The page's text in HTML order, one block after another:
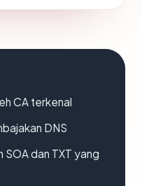
CA terkenal
DNS
dan TXT yang